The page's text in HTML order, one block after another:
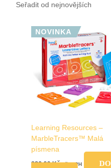
NOVINKA
Learning Resources –
MarbleTracers™ Malá
písmena
829,00Kč vč. DPH
DO